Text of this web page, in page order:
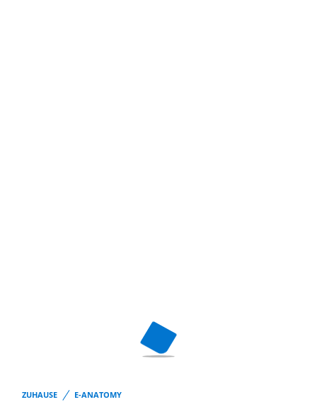
ZUHAUSE E-ANATOMY